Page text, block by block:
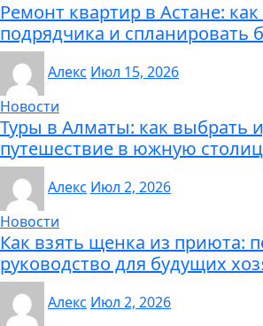
Ремонт квартир в Астане:
подрядчика и спланировать
Алекс Июл 15, 2026
Новости
Туры в Алматы: как выбрать
путешествие в южную
Алекс Июл 2, 2026
Новости
Как взять щенка из приюта:
руководство для будущих
Алекс Июл 2, 2026